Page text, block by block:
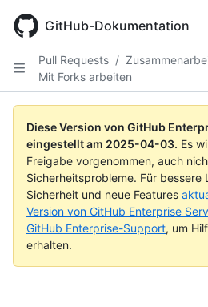
main
GitHub-Dokumentation
Pull Requests /
Mit Forks arbeiten
Diese Version von GitHub
eingestellt am 2025-04-03. Es
Freigabe vorgenommen, auch
Sicherheitsprobleme. Für bessere
Sicherheit und neue Features
Version von GitHub Enterprise
GitHub Enterprise-Support, um
erhalten.